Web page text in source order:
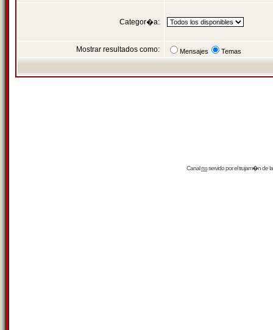
Categor�a:
Mostrar resultados como: Mensajes Temas
Canalrssservido por eltrujam�nde